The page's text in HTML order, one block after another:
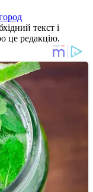
текст і
це редакцію.